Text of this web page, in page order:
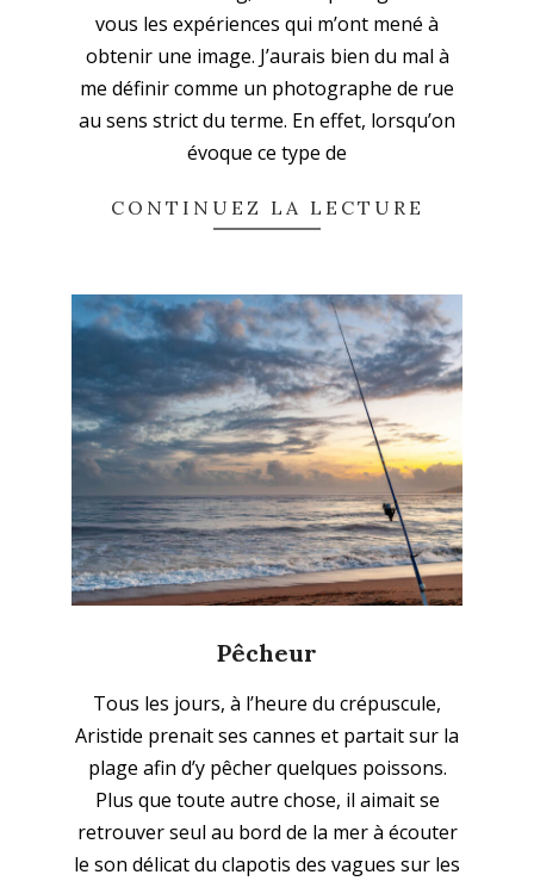
vous les expériences qui m’ont mené à
obtenir une image. J’aurais bien du mal à
me définir comme un photographe de rue
au sens strict du terme. En effet, lorsqu’on
évoque ce type de
CONTINUEZ LA LECTURE
Pêcheur
10-
18
Tous les jours, à l’heure du crépuscule,
Aristide prenait ses cannes et partait sur la
plage afin d’y pêcher quelques poissons.
Plus que toute autre chose, il aimait se
retrouver seul au bord de la mer à écouter
le son délicat du clapotis des vagues sur les